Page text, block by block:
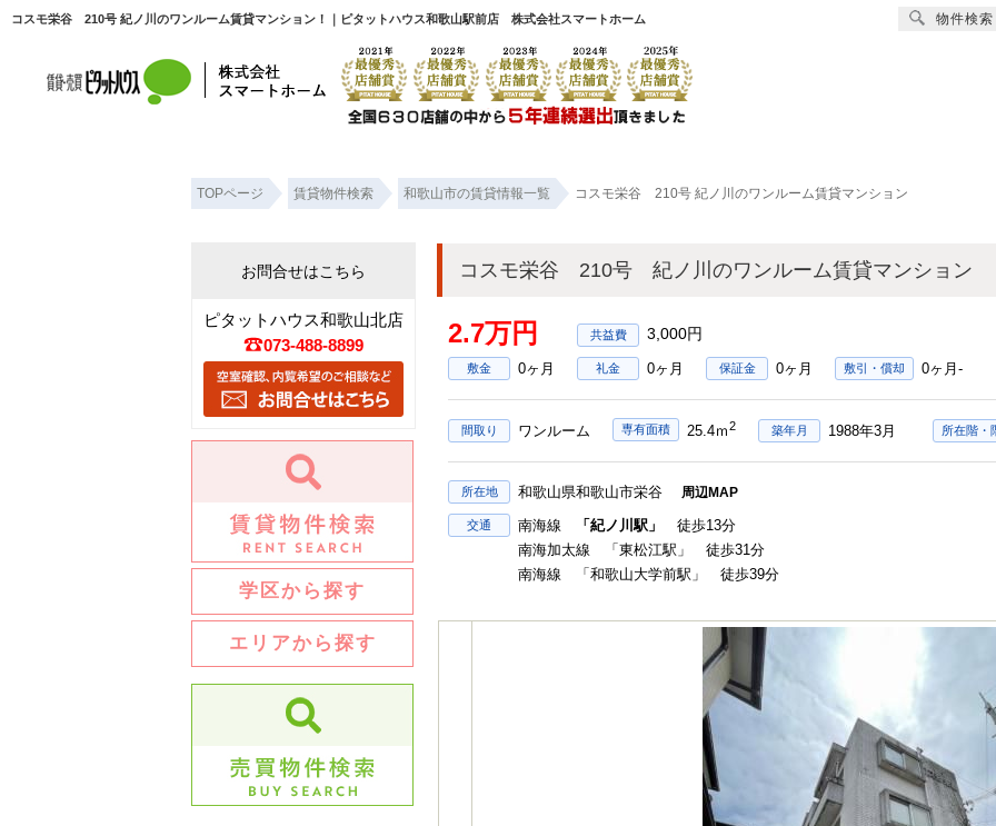
コスモ栄谷 210号 紀ノ川のワンルーム賃貸マンション！｜ピタットハウス和歌山駅前店 株式会社スマートホーム
TOPページ 賃貸物件検索 和歌山市の賃貸情報一覧 コスモ栄谷 210号 紀ノ川のワンルーム賃貸マンション
コスモ栄谷 210号 紀ノ川のワンルーム賃貸マンション
2.7万円 3,000円
敷金 0ヶ月 礼金 0ヶ月 保証金 0ヶ月 敷引・償却 0ヶ月-
間取り ワンルーム 専有面積 25.4ｍ2 築年月 1988年3月 所在階・
所在地 和歌山県和歌山市栄谷 周辺MAP
交通 南海線 「紀ノ川駅」
徒歩13分
南海加太線 「東松江駅」 徒歩31分
南海線 「和歌山大学前駅」 徒歩39分
お問合せはこちら
ピタットハウス和歌山北店
073-488-8899
学区から探す
エリアから探す
物件検索